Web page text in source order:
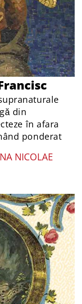
din
în afara
ponderat
NICOLAE